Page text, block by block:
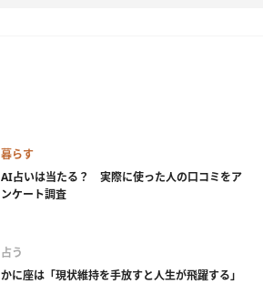
暮らす
AI占いは当たる？ 実際に使った人の口コミをア
ンケート調査
占う
かに座は「現状維持を手放すと人生が飛躍する」